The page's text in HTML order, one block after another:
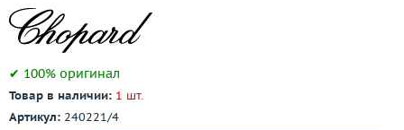
✔ 100% оригинал
Товар в наличии: 1 шт.
Артикул: 240221/4